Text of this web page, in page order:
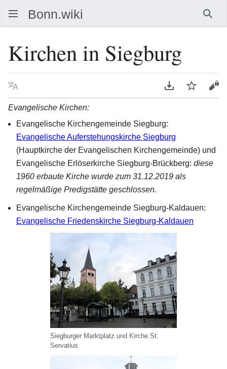
Kirchen in Siegburg
Sprache PDF
Evangelische Kirchen:
Evangelische Kirchengemeinde Siegburg:
Evangelische Auferstehungskirche Siegburg
(Hauptkirche der Evangelischen Kirchengemeinde) und
Evangelische Erlöserkirche Siegburg-Brückberg: diese
1960 erbaute Kirche wurde zum 31.12.2019 als
regelmäßige Predigstätte geschlossen.
Evangelische Kirchengemeinde Siegburg-Kaldauen:
Evangelische Friedenskirche Siegburg-Kaldauen
Siegburger Marktplatz und Kirche St.
Servatius